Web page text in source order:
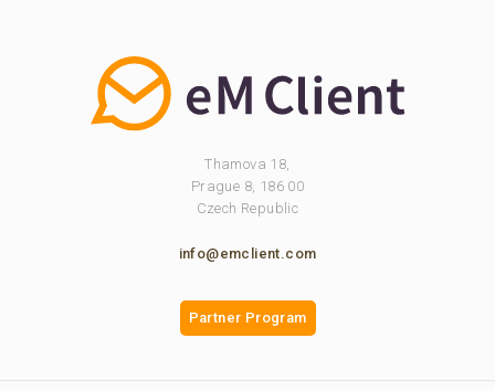
Thamova 18,
Prague 8, 186 00
Czech Republic
info@emclient.com
Partner Program